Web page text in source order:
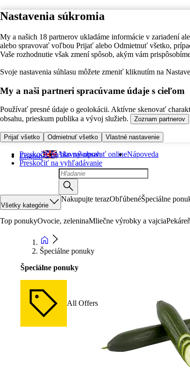
Nastavenia súkromia
My a našich 18 partnerov ukladáme informácie v zariadení
alebo spravovať voľbou Prijať alebo Odmietnuť všetko,
Vaše rozhodnutie však zmení spôsob, akým vám
Svoje nastavenia súhlasu môžete zmeniť kliknutím na
My a naši partneri spracúvame údaje s cieľom
Používať presné údaje o geolokácii. Aktívne skenovať
obsahu, prieskum publika a vývoj služieb.
Zoznam partnerov
Prijať všetko Odmietnuť všetko Vlastné nastavenie
Preskočiť na hlavný obsah
Preskočiť na vyhľadávanie
English Ako nakupovať onlineNápoveda
Všetky kategórie
Nakupujte terazObľúbenéŠpeciálne
Top ponukyOvocie, zeleninaMliečne výrobky a vajciaPekáreň
Špeciálne ponuky
Špeciálne ponuky
All Offers